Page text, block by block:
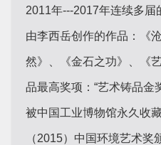
2011年---2017年连续多届
由李西岳创作的作品：《
然》、《金石之功》、《
品最高奖项：“艺术铸品金
被中国工业博物馆永久收
（2015）中国环境艺术